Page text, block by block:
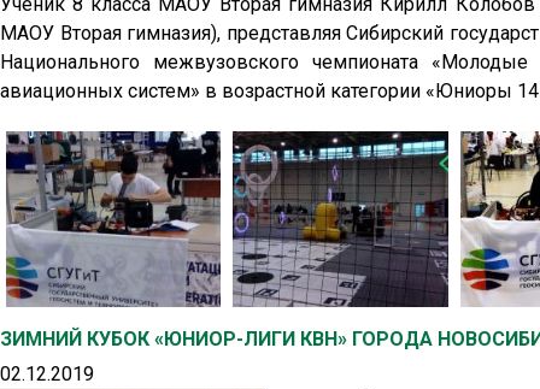
МАОУ Вторая гимназия), представляя Сибирский
Национального межвузовского чемпионата
авиационных систем» в возрастной категории «Юниоры
ЗИМНИЙ КУБОК «ЮНИОР-ЛИГИ КВН» ГОРОДА
02.12.2019